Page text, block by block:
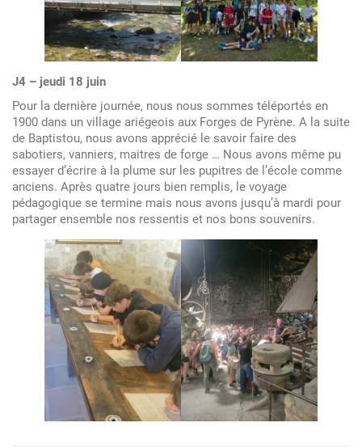
J4 – jeudi 18 juin
Pour la dernière journée, nous nous sommes téléportés en
1900 dans un village ariégeois aux Forges de Pyrène. A la suite
de Baptistou, nous avons apprécié le savoir faire des
sabotiers, vanniers, maitres de forge … Nous avons même pu
essayer d’écrire à la plume sur les pupitres de l’école comme
anciens. Après quatre jours bien remplis, le voyage
pédagogique se termine mais nous avons jusqu’à mardi pour
partager ensemble nos ressentis et nos bons souvenirs.